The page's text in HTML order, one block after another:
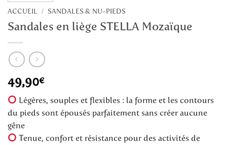
ACCUEIL / SANDALES & NU-PIEDS
Sandales en liège STELLA Mozaïque
49,90€
Légères, souples et flexibles : la forme et les contours
du pieds sont épousés parfaitement sans créer aucune
gêne
Tenue, confort et résistance pour des activités de